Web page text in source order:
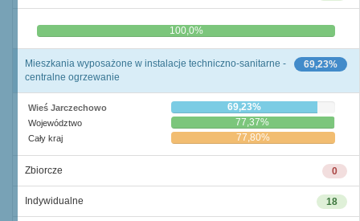
0,0% 100,0%
69,23%
Mieszkania wyposażone w instalacje techniczno-sanitarne -
centralne ogrzewanie
Wieś Jarczechowo 69,23%
Województwo 77,37%
Cały kraj 77,80%
0
Zbiorcze
18
Indywidualne